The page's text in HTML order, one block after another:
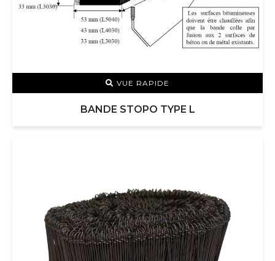
VUE RAPIDE
BANDE STOPO TYPE L